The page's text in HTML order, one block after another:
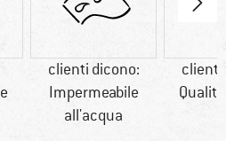
clienti dicono:
Impermeabile
all'acqua
clienti